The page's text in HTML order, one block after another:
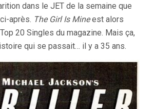
dans le JET de la semaine que
après. The Girl Is Mineest alors
20 Singles du magazine. Mais ça,
qui se passait… il y a 35 ans.